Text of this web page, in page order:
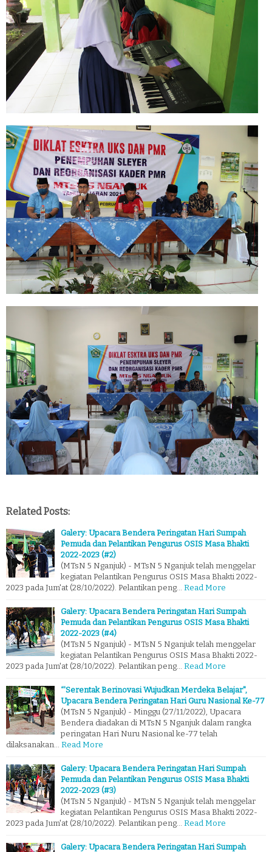
Related Posts:
Galery: Upacara Bendera Peringatan Hari Sumpah
Pemuda dan Pelantikan Pengurus OSIS Masa Bhakti
2022-2023 (#2)
(MTsN 5 Nganjuk) - MTsN 5 Nganjuk telah menggelar
kegiatan Pelantikan Pengurus OSIS Masa Bhakti 2022-
2023 pada Jum'at (28/10/2022). Pelantikan peng…
Read More
Galery: Upacara Bendera Peringatan Hari Sumpah
Pemuda dan Pelantikan Pengurus OSIS Masa Bhakti
2022-2023 (#4)
(MTsN 5 Nganjuk) - MTsN 5 Nganjuk telah menggelar
kegiatan Pelantikan Pengurus OSIS Masa Bhakti 2022-
2023 pada Jum'at (28/10/2022). Pelantikan peng…
Read More
“'Serentak Berinovasi Wujudkan Merdeka Belajar",
Upacara Bendera Peringatan Hari Guru Nasional Ke-77
(MTsN 5 Nganjuk) - Minggu (27/11/2022), Upacara
Bendera diadakan di MTsN 5 Nganjuk dalam rangka
peringatan Hari Nuru Nasional ke-77 telah
dilaksanakan…
Read More
Galery: Upacara Bendera Peringatan Hari Sumpah
Pemuda dan Pelantikan Pengurus OSIS Masa Bhakti
2022-2023 (#3)
(MTsN 5 Nganjuk) - MTsN 5 Nganjuk telah menggelar
kegiatan Pelantikan Pengurus OSIS Masa Bhakti 2022-
2023 pada Jum'at (28/10/2022). Pelantikan peng…
Read More
Galery: Upacara Bendera Peringatan Hari Sumpah